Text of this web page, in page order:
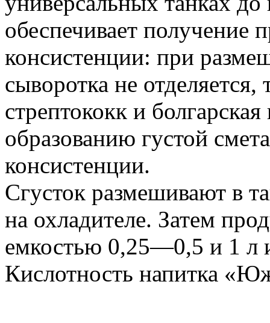
обеспечивает получение
консистенции: при
сыворотка не
стрептококк и
образованию густой
консистенции.
Сгусток размешивают в
на охладителе. Затем
емкостью 0,25—0,5 и 1 л
Кислотность напитка